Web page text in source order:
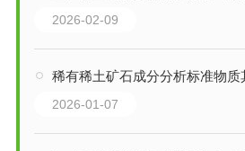
2026-02-09
稀有稀土矿石成分分析标准物质
2026-01-07